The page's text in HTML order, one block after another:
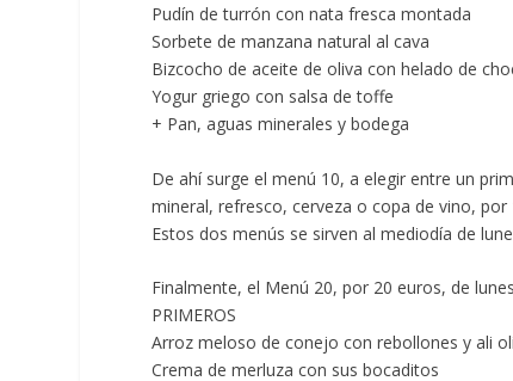
Pudín de turrón con nata fresca montada
Sorbete de manzana natural al cava
Bizcocho de aceite de oliva con helado de
Yogur griego con salsa de toffe
+ Pan, aguas minerales y bodega
De ahí surge elmenú 10, a elegir entre un
mineral, refresco, cerveza o copa de vino, por
Estos dos menús se sirven al mediodía de
Finalmente, el Menú 20, por 20 euros, de
PRIMEROS
Arroz meloso de conejo con rebollones y ali
Crema de merluza con sus bocaditos